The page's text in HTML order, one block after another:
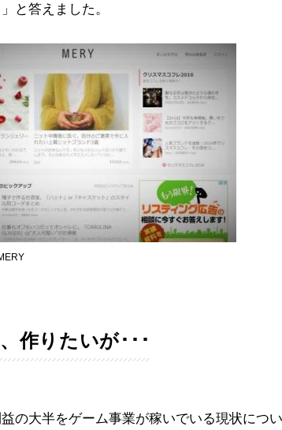
と答えました。
作りたいが･･･
の大半をゲーム事業が稼いでいる現状につ